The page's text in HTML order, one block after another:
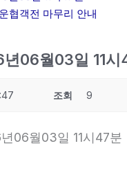
협객전 마무리 안내
06월03일 11시
조회 9
06월03일 11시47분